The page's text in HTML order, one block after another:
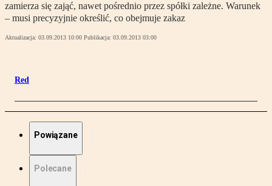
zamierza się zająć, nawet pośrednio przez spółki zależne. Warunek
– musi precyzyjnie określić, co obejmuje zakaz
Aktualizacja: 03.09.2013 10:00 Publikacja: 03.09.2013 03:00
Red
Powiązane
Polecane